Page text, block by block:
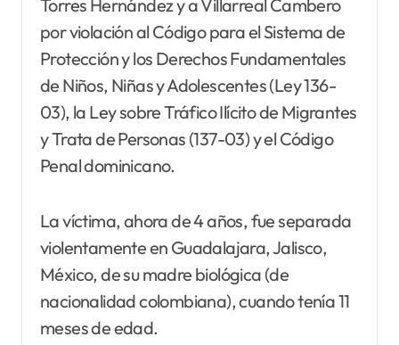
Torres Hernández y a Villarreal Cambero
por violación al Código para el Sistema de
Protección y los Derechos Fundamentales
de Niños, Niñas y Adolescentes (Ley 136-
03), la Ley sobre Tráfico Ilícito de Migrantes
y Trata de Personas (137-03) y el Código
Penal dominicano.
La víctima, ahora de 4 años, fue separada
violentamente en Guadalajara, Jalisco,
México, de su madre biológica (de
nacionalidad colombiana), cuando tenía 11
meses de edad.